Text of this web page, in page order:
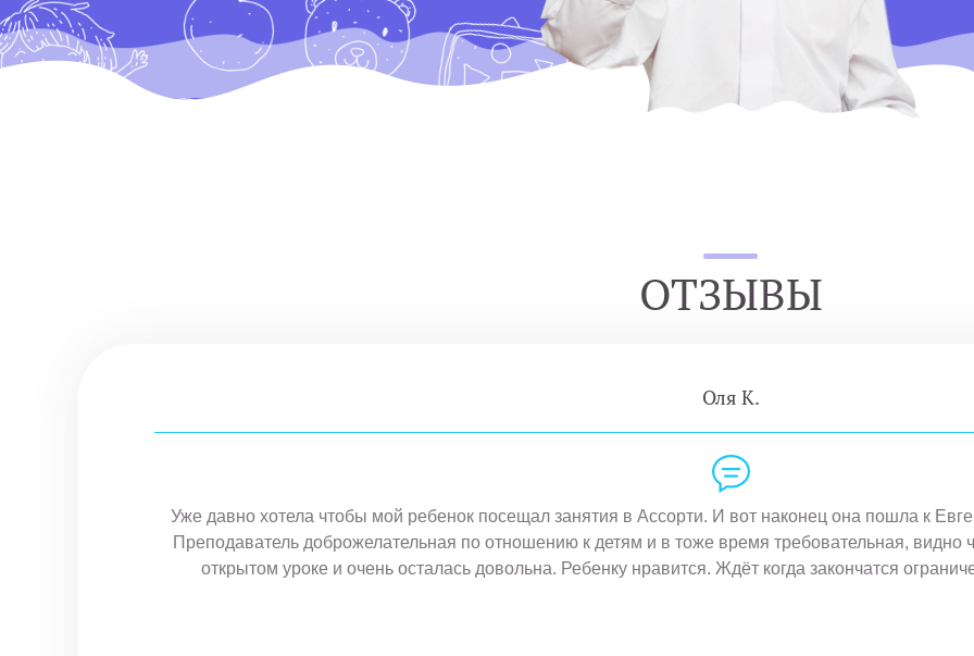
ОТЗЫВЫ
Оля К.
Уже давно хотела чтобы мой ребенок посещал занятия в Ассорти. И вот наконец она пошла к
Преподаватель доброжелательная по отношению к детям и в тоже время требовательная, видно
открытом уроке и очень осталась довольна. Ребенку нравится. Ждёт когда закончатся